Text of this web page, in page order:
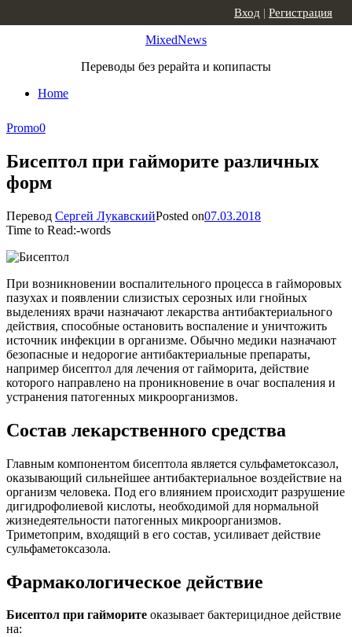
MixedNews
Переводы без рерайта и копипасты
Home
Вход | Регистрация
Promo0
Бисептол при гайморите различных
форм
Перевод Сергей ЛукавскийPosted on07.03.2018
Time to Read:-words
При возникновении воспалительного процесса в гайморовых
пазухах и появлении слизистых серозных или гнойных
выделениях врачи назначают лекарства антибактериального
действия, способные остановить воспаление и уничтожить
источник инфекции в организме. Обычно медики назначают
безопасные и недорогие антибактериальные препараты,
например бисептол для лечения от гайморита, действие
которого направлено на проникновение в очаг воспаления и
устранения патогенных микроорганизмов.
Состав лекарственного средства
Главным компонентом бисептола является сульфаметоксазол,
оказывающий сильнейшее антибактериальное воздействие на
организм человека. Под его влиянием происходит разрушение
дигидрофолиевой кислоты, необходимой для нормальной
жизнедеятельности патогенных микроорганизмов.
Триметоприм, входящий в его состав, усиливает действие
сульфаметоксазола.
Фармакологическое действие
Бисептол при гайморите оказывает бактерицидное действие
на: